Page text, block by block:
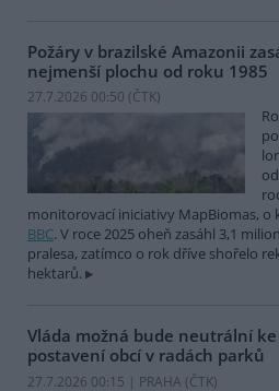
Požáry v brazilské Amazonii
nejmenší plochu od roku 1985
27.7.2026 00:50 (ČTK)
monitorovací iniciativy MapBiomas, o
BBC. V roce 2025 oheň zasáhl 3,1
pralesa, zatímco o rok dříve shořelo
hektarů.
Vláda možná bude neutrální ke
postavení obcí v radách parků
27.7.2026 00:15 | PRAHA (ČTK)